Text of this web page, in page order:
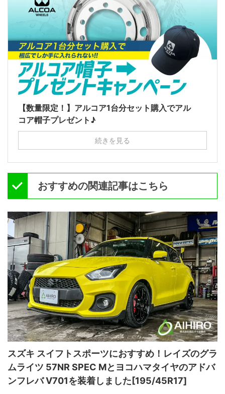
【数量限定！】アルコア1台分セット購入でアル
コア帽子プレゼント♪
続きを見る
おすすめの関連記事はこちら
スズキ スイフトスポーツにおすすめ！レイズのグラ
ムライツ 57NR SPEC Mとヨコハマタイヤのアドバ
ンフレバ V701を装着しました[195/45R17]